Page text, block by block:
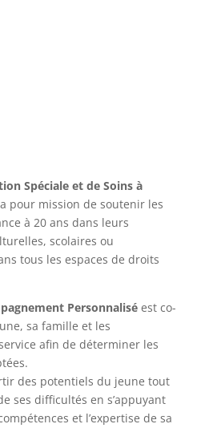
Spéciale et de Soins à
a pour mission de soutenir les
à 20 ans dans leurs
scolaires ou
tous les espaces de droits
Personnaliséest co-
sa famille et les
afin de déterminer les
des potentiels du jeune tout
ses difficultés en s’appuyant
et l’expertise de sa